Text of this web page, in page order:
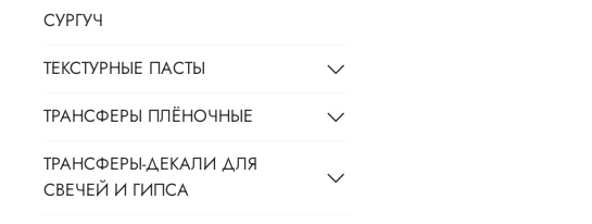
СУРГУЧ
ТЕКСТУРНЫЕ ПАСТЫ
ТРАНСФЕРЫ ПЛЁНОЧНЫЕ
ТРАНСФЕРЫ-ДЕКАЛИ ДЛЯ
СВЕЧЕЙ И ГИПСА